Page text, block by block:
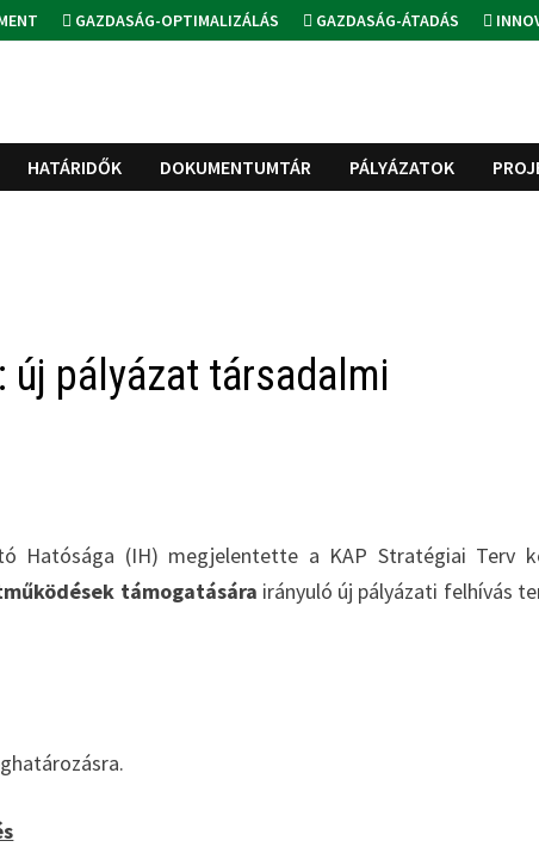
GAZDASÁG-OPTIMALIZÁLÁS GAZDASÁG-ÁTADÁS
HATÁRIDŐK DOKUMENTUMTÁR PÁLYÁZATOK
új pályázat társadalmi
Hatósága (IH) megjelentette a KAP Stratégiai Terv
támogatására irányuló új pályázati felhívás